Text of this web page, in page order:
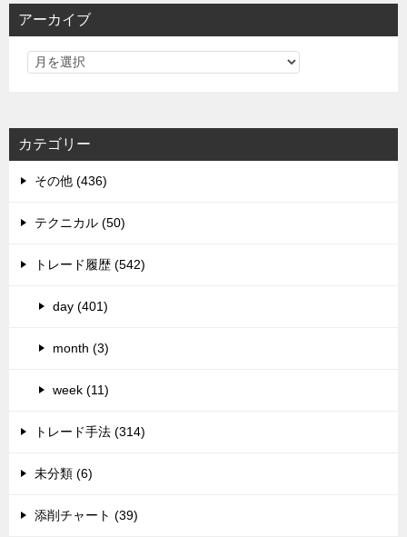
アーカイブ
カテゴリー
その他 (436)
テクニカル (50)
トレード履歴 (542)
day (401)
month (3)
week (11)
トレード手法 (314)
未分類 (6)
添削チャート (39)